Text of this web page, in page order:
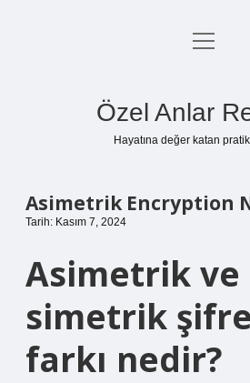
Anasayfa
menüyü
Özel Anlar
Hayatına değer katan
Asimetrik Encryption
Tarih: Kasım 7, 2024
Asimetrik ve
simetrik
farkı nedir?